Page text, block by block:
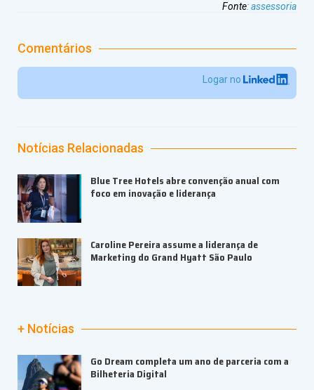
Fonte:assessoria
Comentários
Logar no
Notícias Relacionadas
Blue Tree Hotels abre convenção anual com
foco em inovação e liderança
Caroline Pereira assume a liderança de
Marketing do Grand Hyatt São Paulo
+ Notícias
Go Dream completa um ano de parceria com a
Bilheteria Digital